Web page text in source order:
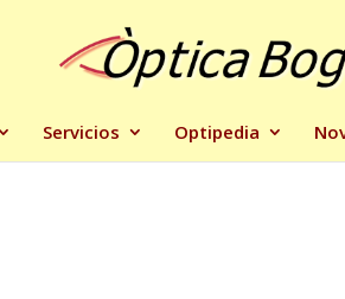
Servicios Optipedia